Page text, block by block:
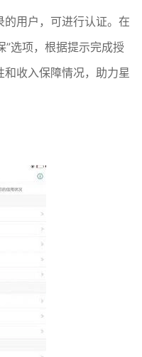
用户，可进行认证。在
”选项，根据提示完成授
收入保障情况，助力星